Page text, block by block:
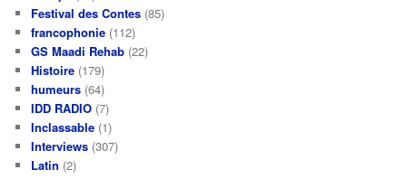
Festival des Contes (85)
francophonie (112)
GS Maadi Rehab (22)
Histoire (179)
humeurs (64)
IDD RADIO (7)
Inclassable (1)
Interviews (307)
Latin (2)